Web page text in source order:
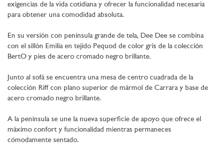
exigencias de la vida cotidiana y ofrecer la funcionalidad necesaria
para obtener una comodidad absoluta.
En su versión con península grande de tela, Dee Dee se combina
con el sillón Emilia en tejido Pequod de color gris de la colección
BertO y pies de acero cromado negro brillante.
Junto al sofá se encuentra una mesa de centro cuadrada de la
colección Riff con plano superior de mármol de Carrara y base de
acero cromado negro brillante.
A la península se une la nueva superficie de apoyo que ofrece el
máximo confort y funcionalidad mientras permaneces
cómodamente sentado.